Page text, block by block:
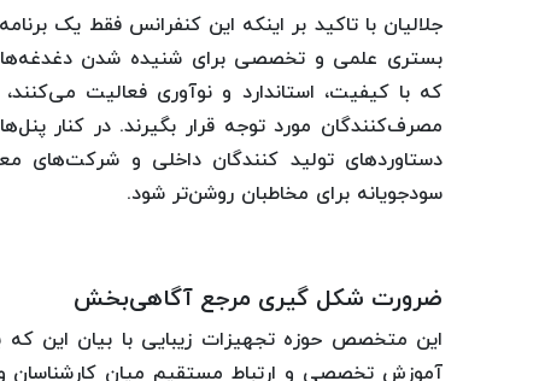
جلالیان با تاکید بر اینکه این کنفرانس فقط یک
بستری علمی و تخصصی برای شنیده‌ شدن دغدغه‌های
که با کیفیت، استاندارد و نوآوری فعالیت
مصرف‌کنندگان مورد توجه قرار بگیرند. در کنار
دستاوردهای تولید کنندگان داخلی و شرکت‌های
سودجویانه برای مخاطبان روشن‌تر شود.
ضرورت شکل‌ گیری مرجع آگاهی‌بخش
این متخصص حوزه تجهیزات زیبایی با بیان این که
آموزش تخصصی و ارتباط مستقیم میان کارشناسان و